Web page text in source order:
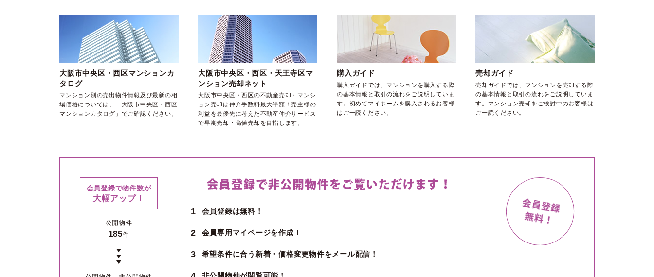
大阪市中央区・西区マンションカ
タログ
マンション別の売出物件情報及び最新の相
場価格については、「大阪市中央区・西区
マンションカタログ」でご確認ください。
大阪市中央区・西区・天王寺区マ
ンション売却ネット
大阪市中央区・西区の不動産売却・マンシ
ョン売却は仲介手数料最大半額！売主様の
利益を最優先に考えた不動産仲介サービス
で早期売却・高値売却を目指します。
購入ガイド
購入ガイドでは、マンションを購入する際
の基本情報と取引の流れをご説明していま
す。初めてマイホームを購入されるお客様
はご一読ください。
売却ガイド
売却ガイドでは、マンションを売却する際
の基本情報と取引の流れをご説明していま
す。マンション売却をご検討中のお客様は
ご一読ください。
会員登録で物件数が
大幅アップ！
公開物件
185件
1 会員登録は無料！
2 会員専用マイページを作成！
3 希望条件に合う新着・価格変更物件をメール配信！
非公開物件が閲覧可能！